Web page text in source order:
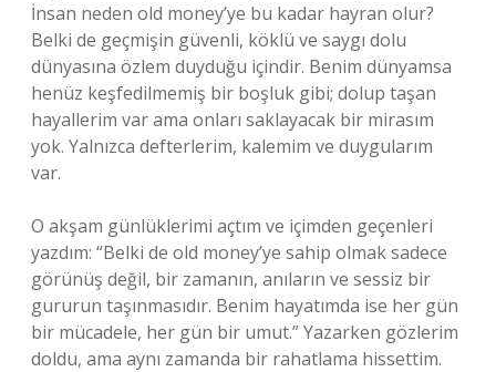
İnsan neden old money’ye bu kadar hayran olur?
Belki de geçmişin güvenli, köklü ve saygı dolu
dünyasına özlem duyduğu içindir. Benim dünyamsa
henüz keşfedilmemiş bir boşluk gibi; dolup taşan
hayallerim var ama onları saklayacak bir mirasım
yok. Yalnızca defterlerim, kalemim ve duygularım
var.
O akşam günlüklerimi açtım ve içimden geçenleri
yazdım: “Belki de old money’ye sahip olmak sadece
görünüş değil, bir zamanın, anıların ve sessiz bir
gururun taşınmasıdır. Benim hayatımda ise her gün
bir mücadele, her gün bir umut.” Yazarken gözlerim
doldu, ama aynı zamanda bir rahatlama hissettim.